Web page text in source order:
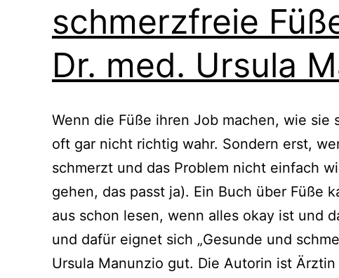
schmerzfreie
Dr. med. Ursula
Wenn die Füße ihren Job machen, wie sie
oft gar nicht rich­tig wahr. Sondern erst,
schmerzt und das Problem nicht ein­fach
ge­hen, das passt ja). Ein Buch über Füße
aus schon lesen, wenn alles okay ist und
und dafür eig­net sich „Gesunde und
Ursula Manunzio gut. Die Autorin ist